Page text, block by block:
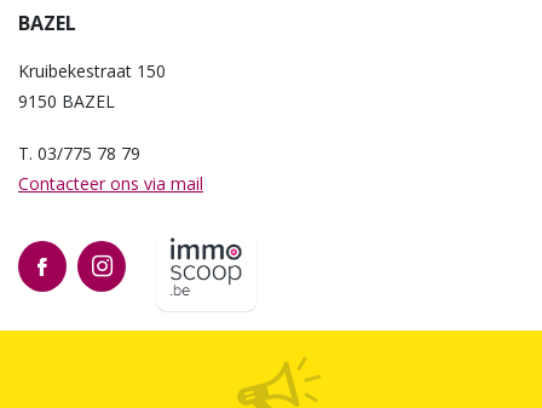
BAZEL
Kruibekestraat 150
9150 BAZEL
T. 03/775 78 79
Contacteer ons via mail